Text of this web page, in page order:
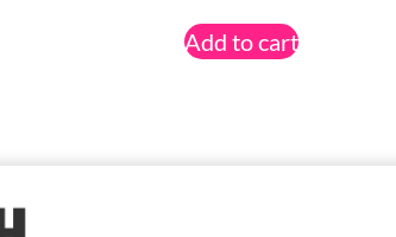
Add to cart